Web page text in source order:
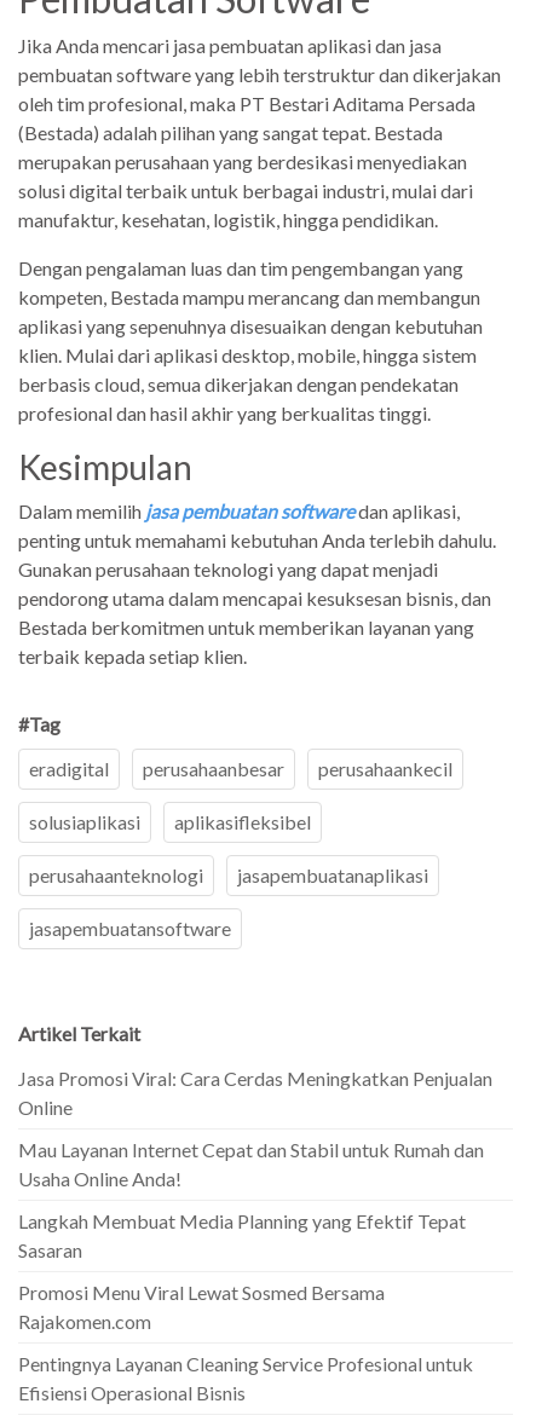
Jika Anda mencari jasa pembuatan aplikasi dan jasa
pembuatan software yang lebih terstruktur dan dikerjakan
oleh tim profesional, maka PT Bestari Aditama Persada
(Bestada) adalah pilihan yang sangat tepat. Bestada
merupakan perusahaan yang berdesikasi menyediakan
solusi digital terbaik untuk berbagai industri, mulai dari
manufaktur, kesehatan, logistik, hingga pendidikan.
Dengan pengalaman luas dan tim pengembangan yang
kompeten, Bestada mampu merancang dan membangun
aplikasi yang sepenuhnya disesuaikan dengan kebutuhan
klien. Mulai dari aplikasi desktop, mobile, hingga sistem
berbasis cloud, semua dikerjakan dengan pendekatan
profesional dan hasil akhir yang berkualitas tinggi.
Kesimpulan
Dalam memilih jasa pembuatan softwaredan aplikasi,
penting untuk memahami kebutuhan Anda terlebih dahulu.
Gunakan perusahaan teknologi yang dapat menjadi
pendorong utama dalam mencapai kesuksesan bisnis, dan
Bestada berkomitmen untuk memberikan layanan yang
terbaik kepada setiap klien.
#Tag
eradigital
perusahaanbesar perusahaankecil
solusiaplikasi aplikasifleksibel
perusahaanteknologi jasapembuatanaplikasi
jasapembuatansoftware
Artikel Terkait
Jasa Promosi Viral: Cara Cerdas Meningkatkan Penjualan
Online
Mau Layanan Internet Cepat dan Stabil untuk Rumah dan
Usaha Online Anda!
Langkah Membuat Media Planning yang Efektif Tepat
Sasaran
Promosi Menu Viral Lewat Sosmed Bersama
Rajakomen.com
Pentingnya Layanan Cleaning Service Profesional untuk
Efisiensi Operasional Bisnis